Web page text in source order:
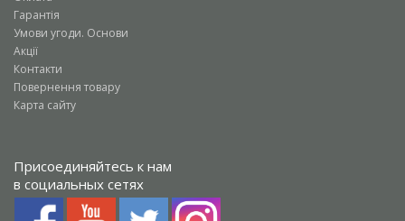
Гарантія
Умови угоди. Основи
Акції
Контакти
Повернення товару
Карта сайту
Присоединяйтесь к нам
в социальных сетях